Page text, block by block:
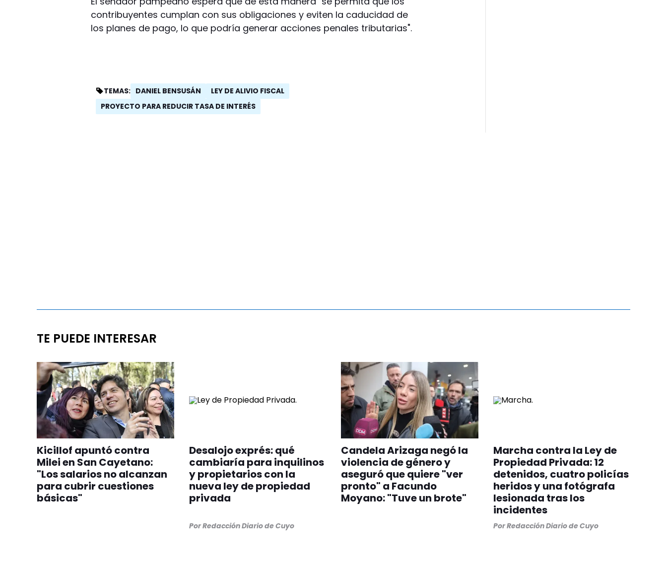
contribuyentes cumplan con sus obligaciones y eviten la caducidad de
los planes de pago, lo que podría generar acciones penales tributarias".
TEMAS: DANIEL BENSUSÁN
LEY DE ALIVIO FISCAL
PROYECTO PARA REDUCIR TASA DE INTERÉS
TE PUEDE INTERESAR
Kicillof apuntó contra
Milei en San Cayetano:
"Los salarios no alcanzan
para cubrir cuestiones
básicas"
Desalojo exprés: qué
cambiaría para inquilinos
y propietarios con la
nueva ley de propiedad
privada
PorRedacción Diario de Cuyo
Candela Arizaga negó la
violencia de género y
aseguró que quiere "ver
pronto" a Facundo
Moyano: "Tuve un brote"
Marcha contra la Ley de
Propiedad Privada: 12
detenidos, cuatro policías
heridos y una fotógrafa
lesionada tras los
incidentes
PorRedacción Diario de Cuyo